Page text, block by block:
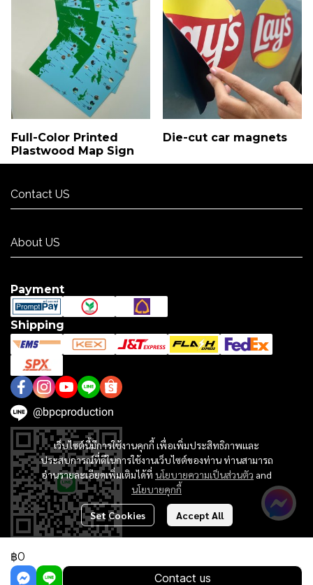
Full-Color Printed
Plastwood Map Sign
Die-cut car magnets
฿0
Contact us
เว็บไซต์นี้มีการใช้งานคุกกี้ เพื่อเพิ่มประสิทธิภาพและ
ประสบการณ์ที่ดีในการใช้งานเว็บไซต์ของท่าน ท่านสามารถ
อ่านรายละเอียดเพิ่มเติมได้ที่ นโยบายความเป็นส่วนตัว and
นโยบายคุกกี้
Set Cookies Accept All
Contact US
About US
Payment
Shipping
@bpcproduction
Copyright 2024 | All Rights Reserved | Powered by MWE